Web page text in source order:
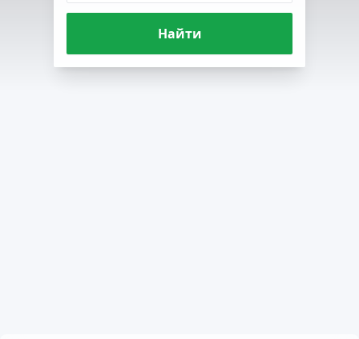
Найти